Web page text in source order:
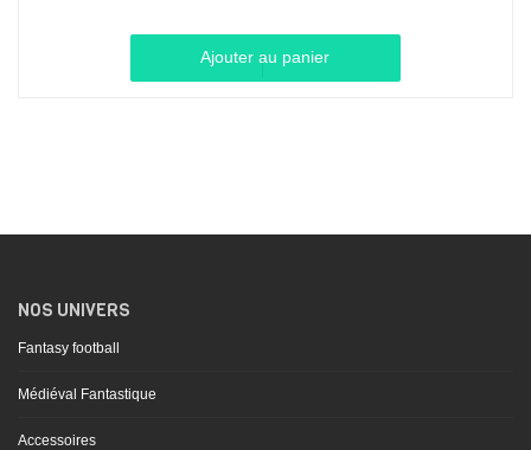
Ajouter au panier
NOS UNIVERS
Fantasy football
Médiéval Fantastique
Accessoires